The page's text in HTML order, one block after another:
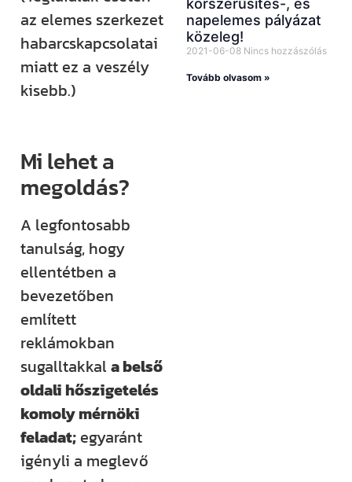
az elemes szerkezet
habarcskapcsolatai
miatt ez a veszély
kisebb.)
Mi lehet a
megoldás?
A legfontosabb
tanulság, hogy
ellentétben a
bevezetőben
említett
reklámokban
sugalltakkala belső
oldali hőszigetelés
komoly mérnöki
feladat; egyaránt
igényli a meglevő
napelemes pályázat
közeleg!
2021-06-08 Nincs hozzászólás
Tovább olvasom »